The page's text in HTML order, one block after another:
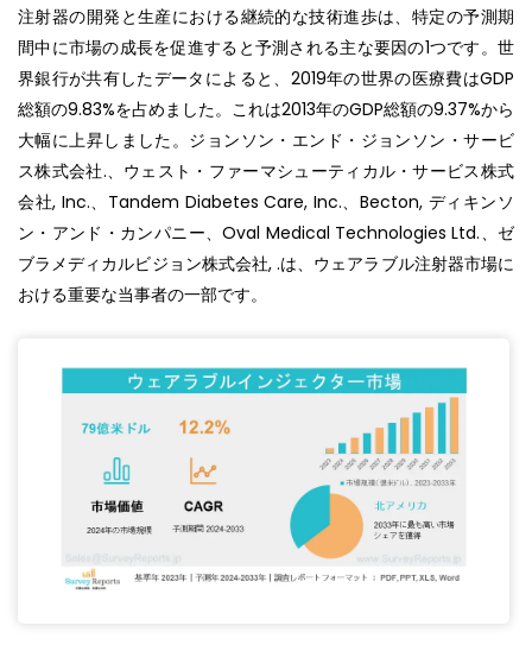
注射器の開発と生産における継続的な技術進歩は、特定の予測期
間中に市場の成長を促進すると予測される主な要因の1つです。世
界銀行が共有したデータによると、2019年の世界の医療費はGDP
総額の9.83%を占めました。これは2013年のGDP総額の9.37%から
大幅に上昇しました。ジョンソン・エンド・ジョンソン・サービ
ス株式会社.、ウェスト・ファーマシューティカル・サービス株式
会社, Inc.、Tandem Diabetes Care, Inc.、Becton, ディキンソ
ン・アンド・カンパニー、Oval Medical Technologies Ltd.、ゼ
ブラメディカルビジョン株式会社, .は、ウェアラブル注射器市場に
おける重要な当事者の一部です。